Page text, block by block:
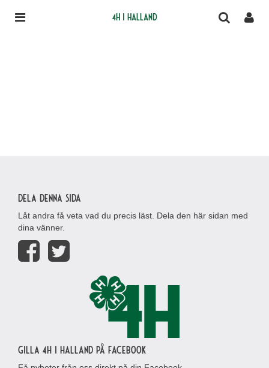
4H i Halland
Dela denna sida
Låt andra få veta vad du precis läst. Dela den här sidan med
dina vänner.
Gilla 4H i Halland på Facebook